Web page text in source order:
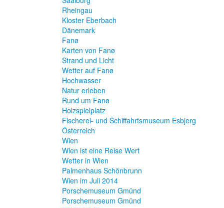
Rheingau
Kloster Eberbach
Dänemark
Fanø
Karten von Fanø
Strand und Licht
Wetter auf Fanø
Hochwasser
Natur erleben
Rund um Fanø
Holzspielplatz
Fischerei- und Schiffahrtsmuseum Esbjerg
Österreich
Wien
Wien ist eine Reise Wert
Wetter in Wien
Palmenhaus Schönbrunn
Wien im Juli 2014
Porschemuseum Gmünd
Porschemuseum Gmünd